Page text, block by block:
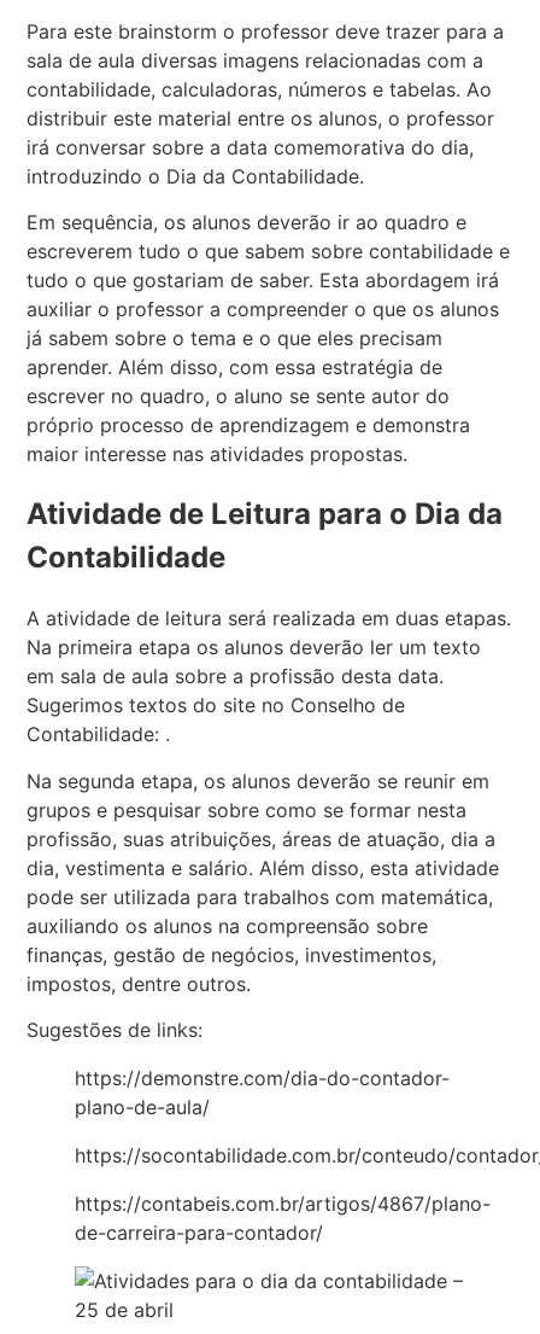
Para este brainstorm o professor deve trazer para a
sala de aula diversas imagens relacionadas com a
contabilidade, calculadoras, números e tabelas. Ao
distribuir este material entre os alunos, o professor
irá conversar sobre a data comemorativa do dia,
introduzindo o Dia da Contabilidade.
Em sequência, os alunos deverão ir ao quadro e
escreverem tudo o que sabem sobre contabilidade e
tudo o que gostariam de saber. Esta abordagem irá
auxiliar o professor a compreender o que os alunos
já sabem sobre o tema e o que eles precisam
aprender. Além disso, com essa estratégia de
escrever no quadro, o aluno se sente autor do
próprio processo de aprendizagem e demonstra
maior interesse nas atividades propostas.
Atividade de Leitura para o Dia da
Contabilidade
A atividade de leitura será realizada em duas etapas.
Na primeira etapa os alunos deverão ler um texto
em sala de aula sobre a profissão desta data.
Sugerimos textos do site no Conselho de
Contabilidade: .
Na segunda etapa, os alunos deverão se reunir em
grupos e pesquisar sobre como se formar nesta
profissão, suas atribuições, áreas de atuação, dia a
dia, vestimenta e salário. Além disso, esta atividade
pode ser utilizada para trabalhos com matemática,
auxiliando os alunos na compreensão sobre
finanças, gestão de negócios, investimentos,
impostos, dentre outros.
Sugestões de links:
https://demonstre.com/dia-do-contador-
plano-de-aula/
https://socontabilidade.com.br/conteudo/
https://contabeis.com.br/artigos/4867/plano-
de-carreira-para-contador/